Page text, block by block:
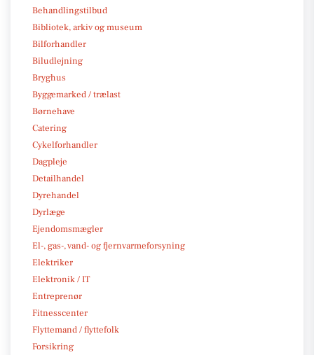
Behandlingstilbud
Bibliotek, arkiv og museum
Bilforhandler
Biludlejning
Bryghus
Byggemarked / trælast
Børnehave
Catering
Cykelforhandler
Dagpleje
Detailhandel
Dyrehandel
Dyrlæge
Ejendomsmægler
El-, gas-, vand- og fjernvarmeforsyning
Elektriker
Elektronik / IT
Entreprenør
Fitnesscenter
Flyttemand / flyttefolk
Forsikring